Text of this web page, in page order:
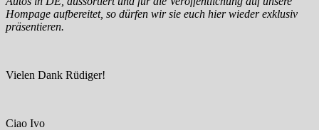
Hompage aufbereitet, so dürfen wir sie euch hier wieder exklusiv
präsentieren.
Vielen Dank Rüdiger!
Ciao Ivo